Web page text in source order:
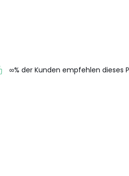
∞% der Kunden empfehlen dieses